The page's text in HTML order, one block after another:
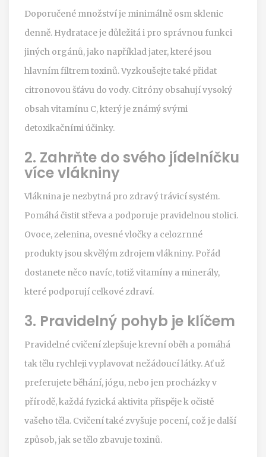
Doporučené množství je minimálně osm sklenic
denně. Hydratace je důležitá i pro správnou funkci
jiných orgánů, jako například jater, které jsou
hlavním filtrem toxinů. Vyzkoušejte také přidat
citronovou šťávu do vody. Citróny obsahují vysoký
obsah vitamínu C, který je známý svými
detoxikačními účinky.
2. Zahrňte do svého jídelníčku
více vlákniny
Vláknina je nezbytná pro zdravý trávicí systém.
Pomáhá čistit střeva a podporuje pravidelnou stolici.
Ovoce, zelenina, ovesné vločky a celozrnné
produkty jsou skvělým zdrojem vlákniny. Pořád
dostanete něco navíc, totiž vitamíny a minerály,
které podporují celkové zdraví.
3. Pravidelný pohyb je klíčem
Pravidelné cvičení zlepšuje krevní oběh a pomáhá
tak tělu rychleji vyplavovat nežádoucí látky. Ať už
preferujete běhání, jógu, nebo jen procházky v
přírodě, každá fyzická aktivita přispěje k očistě
vašeho těla. Cvičení také zvyšuje pocení, což je další
způsob, jak se tělo zbavuje toxinů.